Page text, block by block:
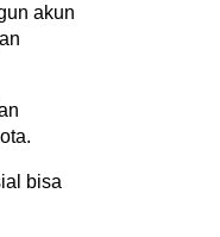
akun
bisa